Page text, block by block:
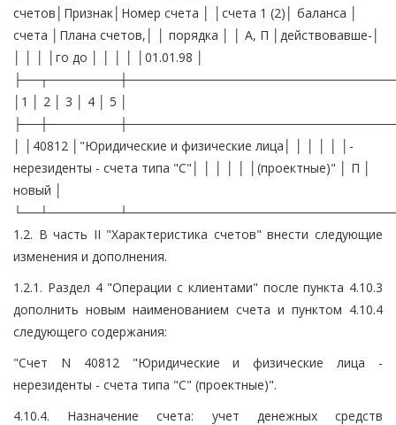
счетов│Признак│Номер счета │ │счета 1 (2)│ баланса │
счета │Плана счетов,│ │ порядка │ │ А, П │действовавше-│
│ │ │ │го до │ │ │ │ │01.01.98 │
│1 │ 2 │ 3 │ 4 │ 5 │
│ │40812 │"Юридические и физические лица│ │ │ │ │ │-
нерезиденты - счета типа "С"│ │ │ │ │ │(проектные)" │ П │
новый │
1.2. В часть II "Характеристика счетов" внести следующие
изменения и дополнения.
1.2.1. Раздел 4 "Операции с клиентами" после пункта 4.10.3
дополнить новым наименованием счета и пунктом 4.10.4
следующего содержания:
"Счет N 40812 "Юридические и физические лица -
нерезиденты - счета типа "С" (проектные)".
4.10.4. Назначение счета: учет денежных средств